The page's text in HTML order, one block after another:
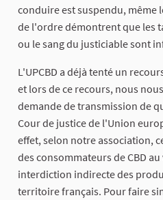
conduire est suspendu, même
de l'ordre démontrent que les
ou le sang du justiciable sont
L'UPCBD a déjà tenté un
et lors de ce recours, nous
demande de transmission de
Cour de justice de l'Union
effet, selon notre association,
des consommateurs de CBD
interdiction indirecte des
territoire français. Pour faire